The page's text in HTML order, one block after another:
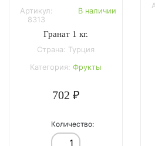
Артикул:
8313
В наличии
Гранат 1 кг.
Страна: Турция
Категория: Фрукты
702 ₽
Количество: